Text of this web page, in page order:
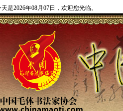
天是2026年08月07日，欢迎您光临。